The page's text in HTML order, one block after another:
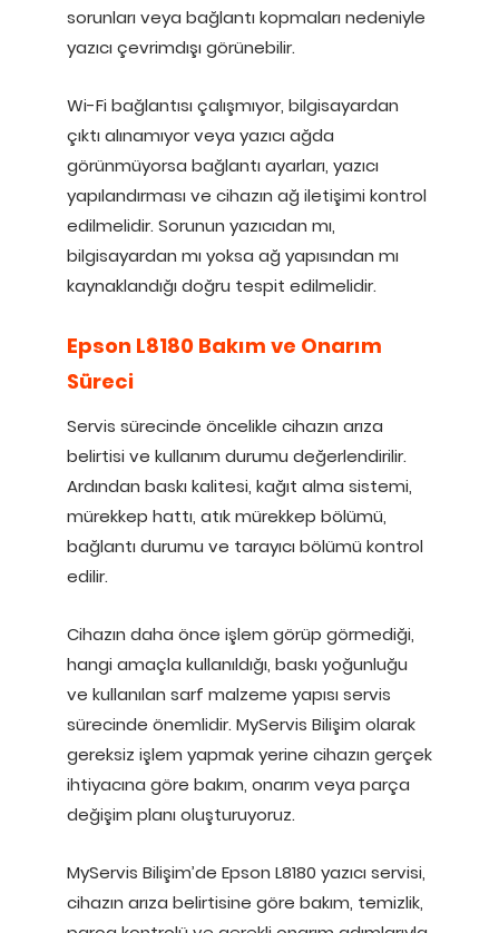
sorunları veya bağlantı kopmaları nedeniyle
yazıcı çevrimdışı görünebilir.
Wi-Fi bağlantısı çalışmıyor, bilgisayardan
çıktı alınamıyor veya yazıcı ağda
görünmüyorsa bağlantı ayarları, yazıcı
yapılandırması ve cihazın ağ iletişimi kontrol
edilmelidir. Sorunun yazıcıdan mı,
bilgisayardan mı yoksa ağ yapısından mı
kaynaklandığı doğru tespit edilmelidir.
Epson L8180 Bakım ve Onarım
Süreci
Servis sürecinde öncelikle cihazın arıza
belirtisi ve kullanım durumu değerlendirilir.
Ardından baskı kalitesi, kağıt alma sistemi,
mürekkep hattı, atık mürekkep bölümü,
bağlantı durumu ve tarayıcı bölümü kontrol
edilir.
Cihazın daha önce işlem görüp görmediği,
hangi amaçla kullanıldığı, baskı yoğunluğu
ve kullanılan sarf malzeme yapısı servis
sürecinde önemlidir. MyServis Bilişim olarak
gereksiz işlem yapmak yerine cihazın gerçek
ihtiyacına göre bakım, onarım veya parça
değişim planı oluşturuyoruz.
MyServis Bilişim’de Epson L8180 yazıcı servisi,
cihazın arıza belirtisine göre bakım, temizlik,